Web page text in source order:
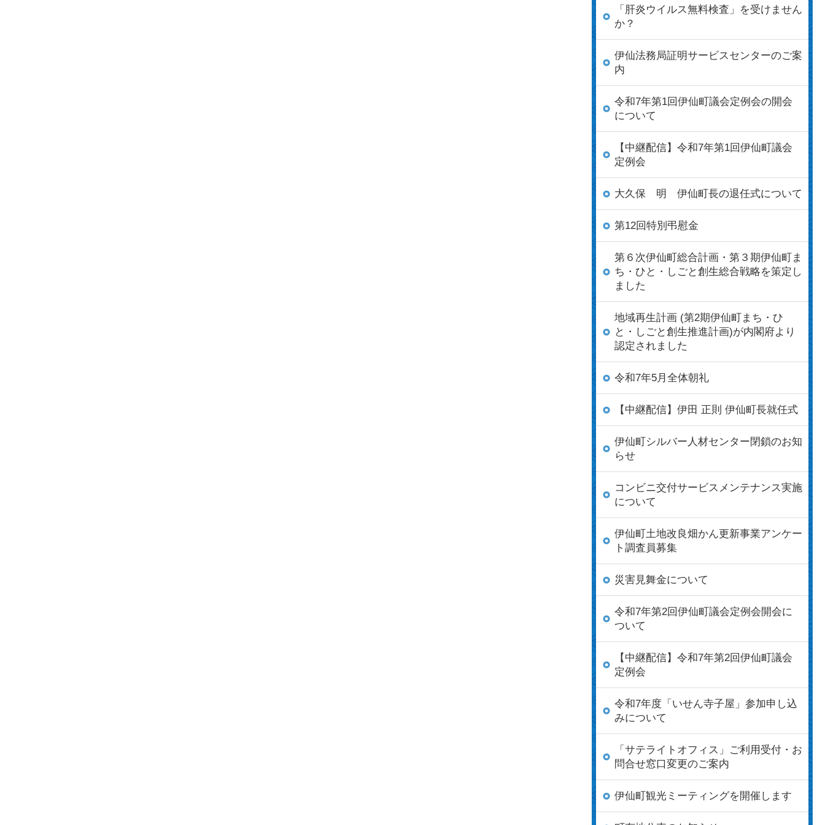
「肝炎ウイルス無料検査」を受けません
か？
伊仙法務局証明サービスセンターのご案
内
令和7年第1回伊仙町議会定例会の開会
について
【中継配信】令和7年第1回伊仙町議会
定例会
大久保 明 伊仙町長の退任式について
第12回特別弔慰金
第６次伊仙町総合計画・第３期伊仙町ま
ち・ひと・しごと創生総合戦略を策定し
ました
地域再生計画 (第2期伊仙町まち・ひ
と・しごと創生推進計画)が内閣府より
認定されました
令和7年5月全体朝礼
【中継配信】伊田 正則 伊仙町長就任式
伊仙町シルバー人材センター閉鎖のお知
らせ
コンビニ交付サービスメンテナンス実施
について
伊仙町土地改良畑かん更新事業アンケー
ト調査員募集
災害見舞金について
令和7年第2回伊仙町議会定例会開会に
ついて
【中継配信】令和7年第2回伊仙町議会
定例会
令和7年度「いせん寺子屋」参加申し込
みについて
「サテライトオフィス」ご利用受付・お
問合せ窓口変更のご案内
伊仙町観光ミーティングを開催します